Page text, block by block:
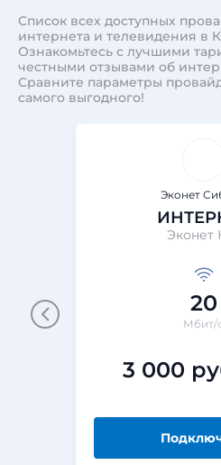
Список всех доступных
интернета и телевидения в
Ознакомьтесь с лучшими
честными отзывами об
Сравните параметры
самого выгодного!
Эконет
20
Мбит/
3 000